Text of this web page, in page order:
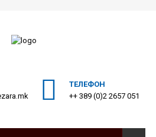
ТЕЛЕФОН
++ 389 (0)2 2657 051
нашата веб страна